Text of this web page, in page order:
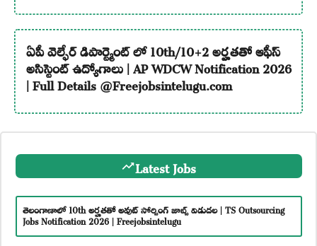
ఏపీ వెల్ఫేర్ డిపార్ట్మెంట్ లో 10th/10+2 అర్హతతో ఆఫీస్
అసిస్టెంట్ ఉద్యోగాలు | AP WDCW Notification 2026
| Full Details @Freejobsintelugu.com
Latest Jobs
తెలంగాణాలో 10th అర్హతతో అవుట్ సోర్సింగ్ జాబ్స్ విడుదల | TS Outsourcing
Jobs Notification 2026 | Freejobsintelugu